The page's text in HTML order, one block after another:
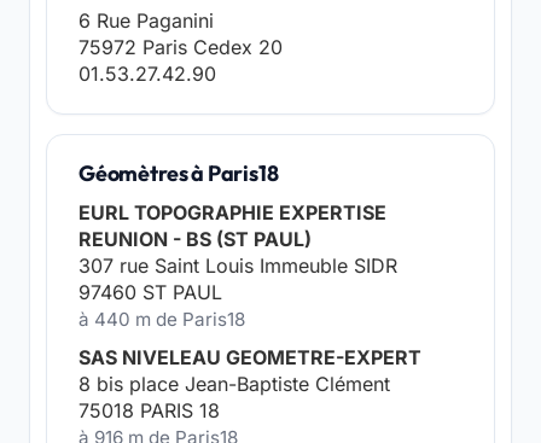
6 Rue Paganini
75972 Paris Cedex 20
01.53.27.42.90
Géomètres à Paris18
EURL TOPOGRAPHIE EXPERTISE
REUNION - BS (ST PAUL)
307 rue Saint Louis Immeuble SIDR
97460 ST PAUL
à 440 m de Paris18
SAS NIVELEAU GEOMETRE-EXPERT
8 bis place Jean-Baptiste Clément
75018 PARIS 18
à 916 m de Paris18